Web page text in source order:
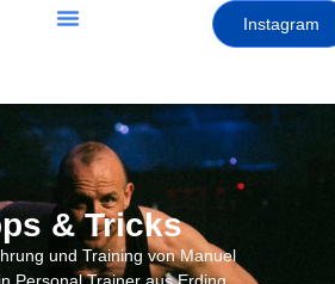
Instagram
& Tricks
und Training von Manuel